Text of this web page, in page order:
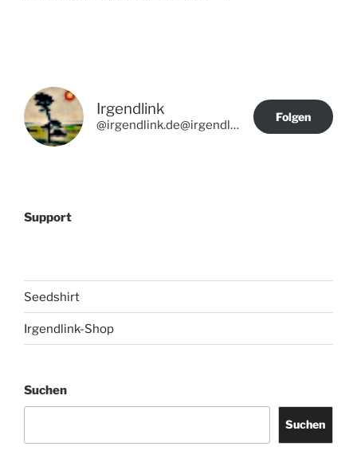
Irgendlink
@irgendlink.de@irgendlink.de
Folgen
Support
Seedshirt
Irgendlink-Shop
Suchen
Suchen